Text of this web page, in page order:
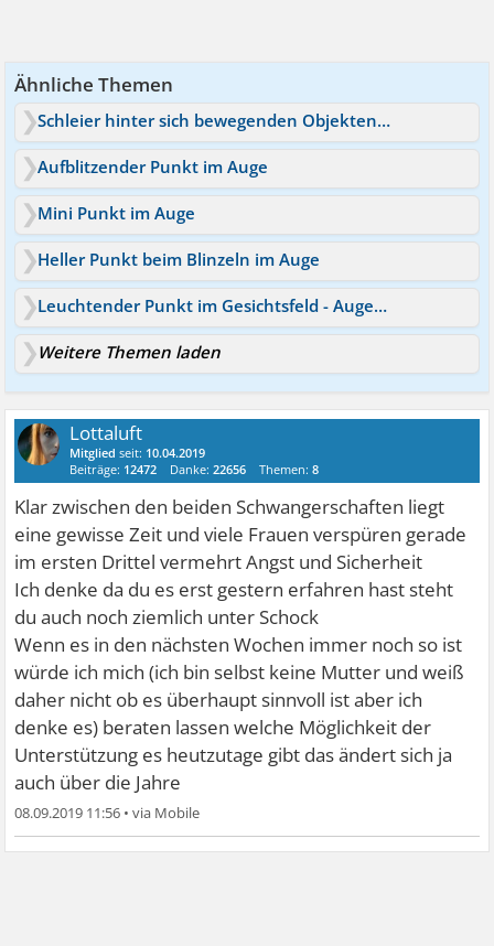
Ähnliche Themen
Schleier hinter sich bewegenden Objekten sehen
Aufblitzender Punkt im Auge
Mini Punkt im Auge
Heller Punkt beim Blinzeln im Auge
Leuchtender Punkt im Gesichtsfeld - Auge oder Migräne?
Weitere Themen laden
Lottaluft
Mitglied seit: 10.04.2019
Beiträge: 12472 Danke:22656 Themen:8
Klar zwischen den beiden Schwangerschaften liegt
eine gewisse Zeit und viele Frauen verspüren gerade
im ersten Drittel vermehrt Angst und Sicherheit
Ich denke da du es erst gestern erfahren hast steht
du auch noch ziemlich unter Schock
Wenn es in den nächsten Wochen immer noch so ist
würde ich mich (ich bin selbst keine Mutter und weiß
daher nicht ob es überhaupt sinnvoll ist aber ich
denke es) beraten lassen welche Möglichkeit der
Unterstützung es heutzutage gibt das ändert sich ja
auch über die Jahre
08.09.2019 11:56 •